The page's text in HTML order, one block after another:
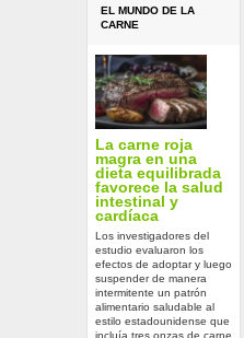
EL MUNDO DE LA
CARNE
La carne roja
magra en una
dieta equilibrada
favorece la salud
intestinal y
cardíaca
Los investigadores del
estudio evaluaron los
efectos de adoptar y luego
suspender de manera
intermitente un patrón
alimentario saludable al
estilo estadounidense que
incluía tres onzas de carne